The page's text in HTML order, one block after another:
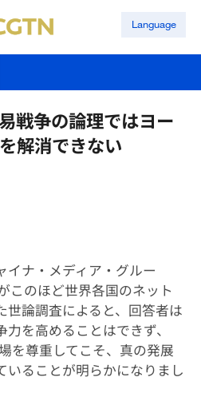
Language
戦争の論理ではヨー
解消できない
イナ・メディア・グルー
このほど世界各国のネット
世論調査によると、回答者は
力を高めることはできず、
を尊重してこそ、真の発展
いることが明らかになりまし